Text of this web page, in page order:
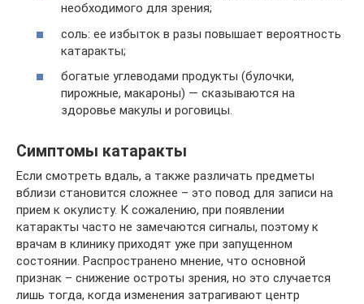
необходимого для зрения;
соль: ее избыток в разы повышает вероятность
катаракты;
богатые углеводами продукты (булочки,
пирожные, макароны) — сказываются на
здоровье макулы и роговицы.
Симптомы катаракты
Если смотреть вдаль, а также различать предметы
вблизи становится сложнее – это повод для записи на
прием к окулисту. К сожалению, при появлении
катаракты часто не замечаются сигналы, поэтому к
врачам в клинику приходят уже при запущенном
состоянии. Распространено мнение, что основной
признак – снижение остроты зрения, но это случается
лишь тогда, когда изменения затрагивают центр